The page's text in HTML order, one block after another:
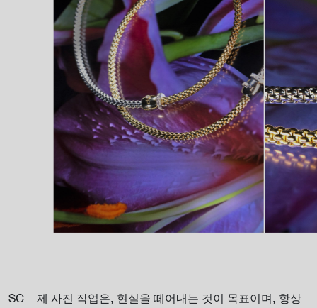
SC — 제 사진 작업은, 현실을 떼어내는 것이 목표이며, 항상